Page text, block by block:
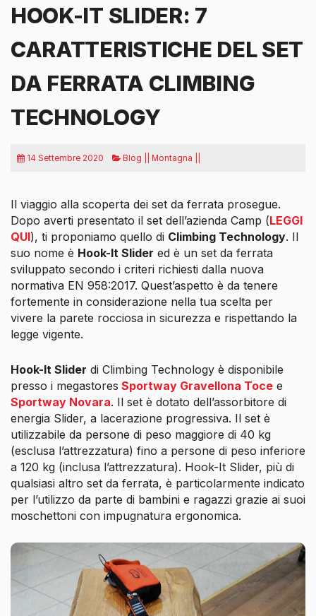
HOOK-IT SLIDER: 7
CARATTERISTICHE DEL SET
DA FERRATA CLIMBING
TECHNOLOGY
14 Settembre 2020 Blog || Montagna ||
Il viaggio alla scoperta dei set da ferrata prosegue.
Dopo averti presentato il set dell’azienda Camp (LEGGI
QUI), ti proponiamo quello di Climbing Technology. Il
suo nome è Hook-It Slider ed è un set da ferrata
sviluppato secondo i criteri richiesti dalla nuova
normativa EN 958:2017. Quest’aspetto è da tenere
fortemente in considerazione nella tua scelta per
vivere la parete rocciosa in sicurezza e rispettando la
legge vigente.
Hook-It Slider di Climbing Technology è disponibile
presso i megastores Sportway Gravellona Toce e
Sportway Novara. Il set è dotato dell’assorbitore di
energia Slider, a lacerazione progressiva. Il set è
utilizzabile da persone di peso maggiore di 40 kg
(esclusa l’attrezzatura) fino a persone di peso inferiore
a 120 kg (inclusa l’attrezzatura). Hook-It Slider, più di
qualsiasi altro set da ferrata, è particolarmente indicato
per l’utilizzo da parte di bambini e ragazzi grazie ai suoi
moschettoni con impugnatura ergonomica.